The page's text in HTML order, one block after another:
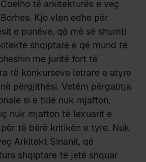
të arkitekturës e veç
Kjo vlen edhe për
e punëve, që më së shumti
shqiptarë e që mund të
me juritë fort të
të konkurseve letrare e atyre
përgjithësi. Vetëm përgatitja
si e tillë nuk mjafton,
nuk mjafton të lexuarit e
të bërë kritikën e tyre. Nuk
Arkitekt Sinanit, që
shqiptare të jetë shquar